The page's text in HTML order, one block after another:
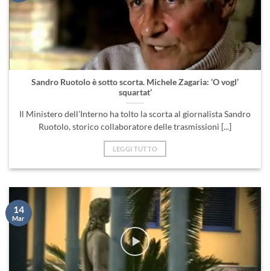
Sandro Ruotolo è sotto scorta. Michele Zagaria: ‘O vogl’
squartat’
Il Ministero dell’Interno ha tolto la scorta al giornalista Sandro
Ruotolo, storico collaboratore delle trasmissioni [...]
LEGGI TUTTO
Mar